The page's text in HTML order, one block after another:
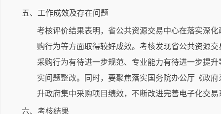
五、工作成效及存在问题
考核评价结果表明，省公共资源交易中心在落实深
购行为等方面取得较好成效。考核发现省公共资源
采购行为有待进一步规范、专业能力有待进一步提
实问题整改。同时，要聚焦落实国务院办公厅《政
升政府集中采购项目绩效，不断改进完善电子化交
六、考核结果